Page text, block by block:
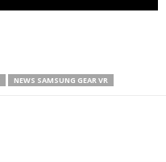
NEWS SAMSUNG GEAR VR